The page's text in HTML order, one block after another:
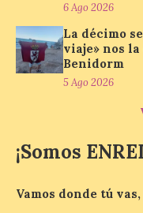
junto
y,
Leaders Lounge, dos
para los ciclistas.
Vuelta discurrirá junto
Última
Dónde
precio
6 Ago 2026
La décimo
viaje» nos
Benidorm
5 Ago 2026
¡Somos
Vamos donde tú